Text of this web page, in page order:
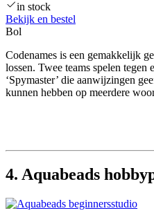
in stock
Bekijk en bestel
Bol
Codenames is een gemakkelijk
lossen. Twee teams spelen tegen
‘Spymaster’ die aanwijzingen
kunnen hebben op meerdere
4. Aquabeads